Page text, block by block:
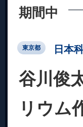
期間中
東京都 日本
谷川俊
リウム